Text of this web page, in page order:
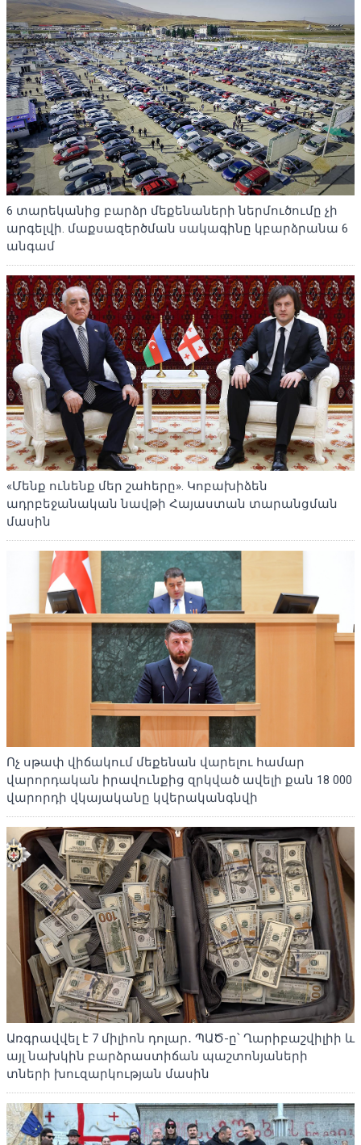
6 տարեկանից բարձր մեքենաների ներմուծումը չի
արգելվի. մաքսազերծման սակագինը կբարձրանա 6
անգամ
«Մենք ունենք մեր շահերը». Կոբախիձեն
ադրբեջանական նավթի Հայաստան տարանցման
մասին
Ոչ սթափ վիճակում մեքենան վարելու համար
վարորդական իրավունքից զրկված ավելի քան 18 000
վարորդի վկայականը կվերականգնվի
Առգրավվել է 7 միլիոն դոլար․ ՊԱԾ-ը՝ Ղարիբաշվիլիի և
այլ նախկին բարձրաստիճան պաշտոնյաների
տների խուզարկության մասին